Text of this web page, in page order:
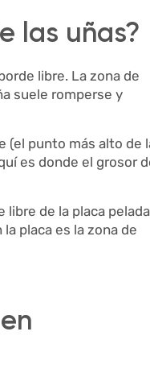
las uñas?
libre. La zona de
suele romperse y
(el punto más alto de
es donde el grosor
de la placa
placa es la zona de